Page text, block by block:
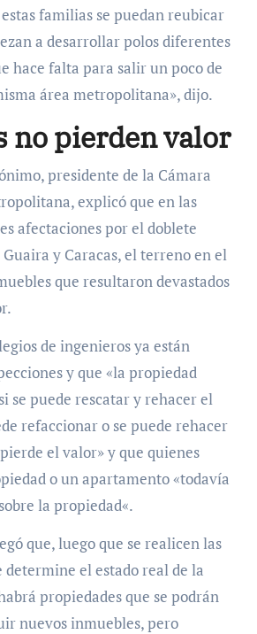
familias se puedan reubicar
a desarrollar polos diferentes
hace falta para salir un poco de
área metropolitana», dijo.
no pierden valor
presidente de la Cámara
explicó que en las
afectaciones por el doblete
Guaira y Caracas, el terreno en el
que resultaron devastados
de ingenieros ya están
y que «la propiedad
se puede rescatar y rehacer el
refaccionar o se puede rehacer
el valor» y que quienes
o un apartamento «todavía
la propiedad«.
que, luego que se realicen las
determine el estado real de la
propiedades que se podrán
nuevos inmuebles, pero